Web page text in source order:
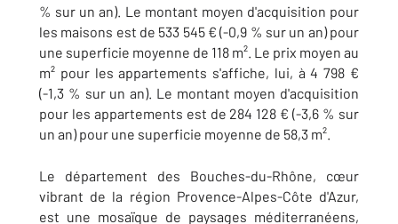
% sur un an). Le montant moyen d'acquisition pour
les maisons est de 533 545 € (-0,9 % sur un an) pour
une superficie moyenne de 118 m². Le prix moyen au
m² pour les appartements s'affiche, lui, à 4 798 €
(-1,3 % sur un an). Le montant moyen d'acquisition
pour les appartements est de 284 128 € (-3,6 % sur
un an) pour une superficie moyenne de 58,3 m².
Le département des Bouches-du-Rhône, cœur
vibrant de la région Provence-Alpes-Côte d'Azur,
est une mosaïque de paysages méditerranéens,